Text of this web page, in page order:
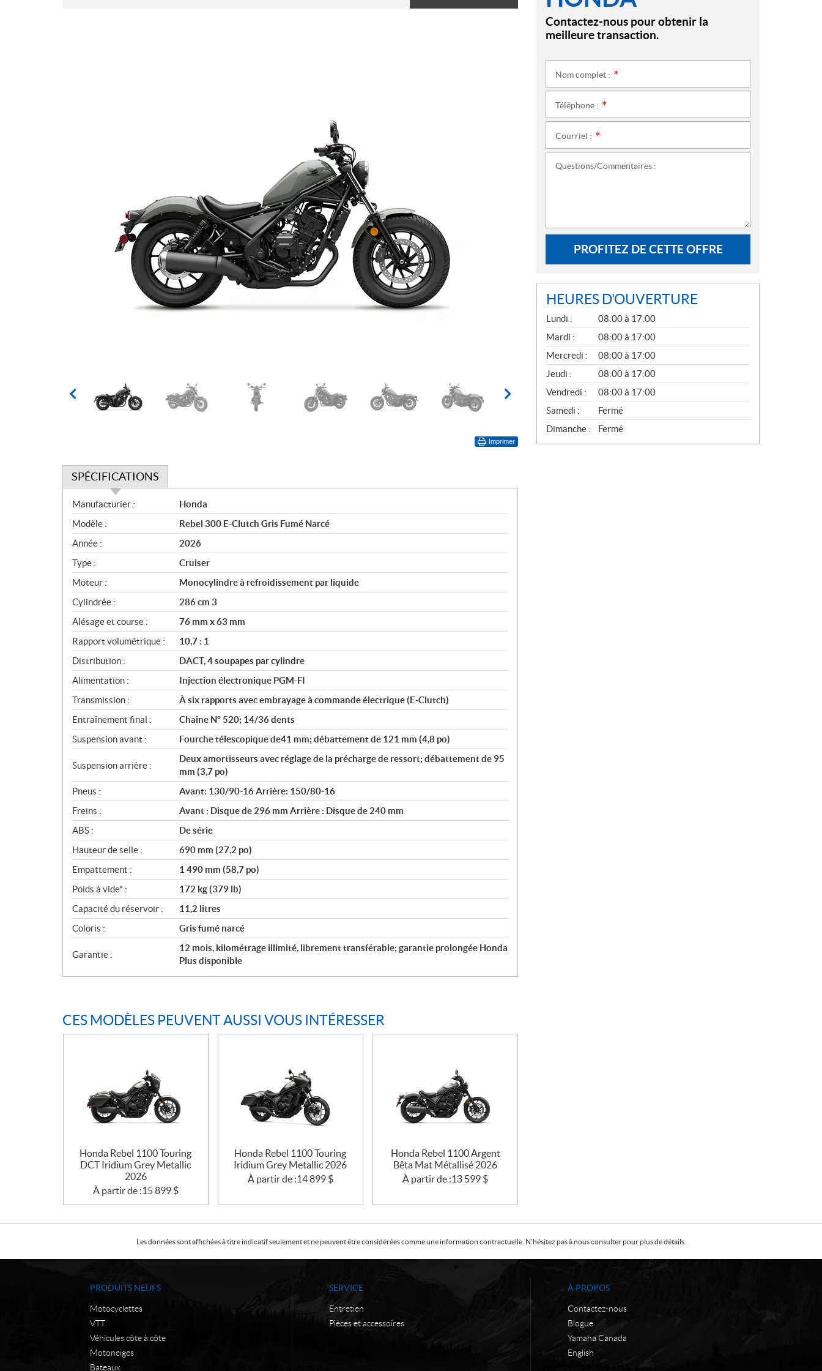
Imprimer
SPÉCIFICATIONS
S
p
é
c
i
f
i
c
a
t
i
o
n
s
Manufacturier :
Honda
Modèle :
Rebel 300 E-Clutch Gris Fumé Narcé
Année :
2026
Type :
Cruiser
Moteur :
Monocylindre à refroidissement par liquide
Cylindrée :
286 cm 3
Alésage et course :
76 mm x 63 mm
Rapport volumétrique :
10,7 : 1
Distribution :
DACT, 4 soupapes par cylindre
Alimentation :
Injection électronique PGM-FI
Transmission :
À six rapports avec embrayage à commande électrique (E-Clutch)
Entraînement final :
Chaîne Nº 520; 14/36 dents
Suspension avant :
Fourche télescopique de41 mm; débattement de 121 mm (4,8 po)
Suspension arrière :
Deux amortisseurs avec réglage de la précharge de ressort; débattement de 95
mm (3,7 po)
Pneus :
Avant: 130/90-16 Arrière: 150/80-16
Freins :
Avant : Disque de 296 mm Arrière : Disque de 240 mm
ABS :
De série
Hauteur de selle :
690 mm (27,2 po)
Empattement :
1 490 mm (58,7 po)
Poids à vide* :
172 kg (379 lb)
Capacité du réservoir :
11,2 litres
Coloris :
Gris fumé narcé
Garantie :
12 mois, kilométrage illimité, librement transférable; garantie prolongée Honda
Plus disponible
CES MODÈLES PEUVENT AUSSI VOUS INTÉRESSER
Honda Rebel 1100 Touring
DCT Iridium Grey Metallic
2026
À partir de :15 899 $
Honda Rebel 1100 Touring
Iridium Grey Metallic 2026
À partir de :14 899 $
Honda Rebel 1100 Argent
Bêta Mat Métallisé 2026
À partir de :13 599 $
Contactez-nous pour obtenir la
meilleure transaction.
Nom complet :
Téléphone :
Courriel :
Questions/Commentaires :
PROFITEZ DE CETTE OFFRE
HEURES D'OUVERTURE
G
É
N
É
R
A
L
Lundi :
08:00 à 17:00
Mardi :
08:00 à 17:00
Mercredi :
08:00 à 17:00
Jeudi :
08:00 à 17:00
Vendredi :
08:00 à 17:00
Samedi :
Fermé
Dimanche :
Fermé
Les données sont affichées à titre indicatif seulement et ne peuvent être considérées comme une information contractuelle. N'hésitez pas à nous consulter pour plus de détails.
PRODUITS NEUFS
Motocyclettes
VTT
Véhicules côte à côte
Motoneiges
Bateaux
SERVICE
Entretien
Pièces et accessoires
À PROPOS
Contactez-nous
Blogue
Yamaha Canada
English